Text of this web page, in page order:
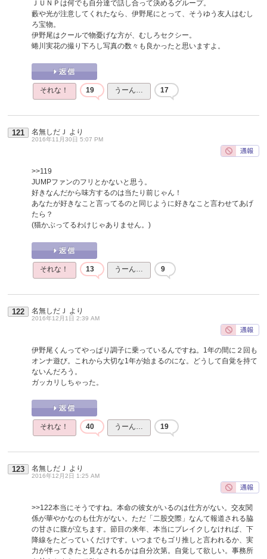
ＪＵＮＰは何でも自分達で話し合って決めるグループ。
藪や光が注意してくれたなら、伊野尾にとって、そうゆう友人はむし
ろ宝物。
伊野尾はクールで物憂げな方が、むしろセクシー。
蜷川実花の撮り下ろし写真の数々も良かったと思いますよ。
それな！ 19 うーん… 17
121 名無しだＪ より
2016年11月30日 5:07 PM
>>119
JUMPファンのフリとかないと思う。
好きなんだから味方するのは当たり前じゃん！
あなたが好きなこと言ってるのと同じように好きなこと言わせてあげ
たら？
(猫かぶってるわけじゃありません。)
それな！ 13 うーん… 9
122 名無しだＪ より
2016年12月1日 2:39 AM
伊野尾くんってやっぱり調子に乗っているんですね。1年の間に２回も
オンナ遊び。これから大切な1年が始まるのにな。どうして自覚を持て
ないんだろう。
ガッカリしちゃった。
それな！ 40 うーん… 19
123 名無しだＪ より
2016年12月2日 1:25 AM
>>122本当にそうですね。本命の彼女がいるのは仕方がない。交友関
係が華やかなのも仕方がない。ただ「二股交際」なんて報道される脇
の甘さに腹が立ちます。節目の来年、本当にブレイクしなければ、下
降線をたどっていくだけです。いつまでもゴリ推しと言われるか、実
力が伴ってきたと見なされるかは自分次第。自覚して欲しい。事務所